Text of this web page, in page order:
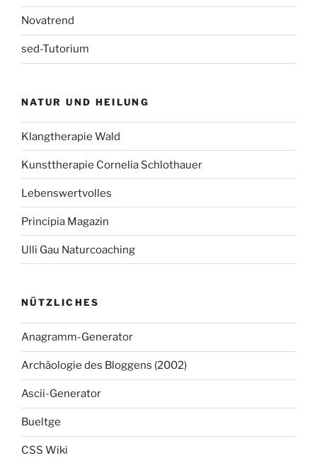
Novatrend
sed-Tutorium
NATUR UND HEILUNG
Klangtherapie Wald
Kunsttherapie Cornelia Schlothauer
Lebenswertvolles
Principia Magazin
Ulli Gau Naturcoaching
NÜTZLICHES
Anagramm-Generator
Archäologie des Bloggens (2002)
Ascii-Generator
Bueltge
CSS Wiki